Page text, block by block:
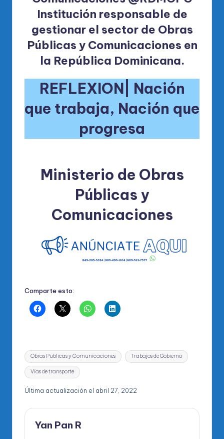
Institución responsable de
gestionar el sector de Obras
Públicas y Comunicaciones en
la República Dominicana.
REFLEXION| Nación
que trabaja, Nación que
progresa
Ministerio de Obras
Públicas y
Comunicaciones
Comparte esto:
Etiquetas:
Obras Publicas y Comunicaciones Trabajos de Gobierno
Vías de transporte
Última actualización el abril 27, 2022
Yan Pan R